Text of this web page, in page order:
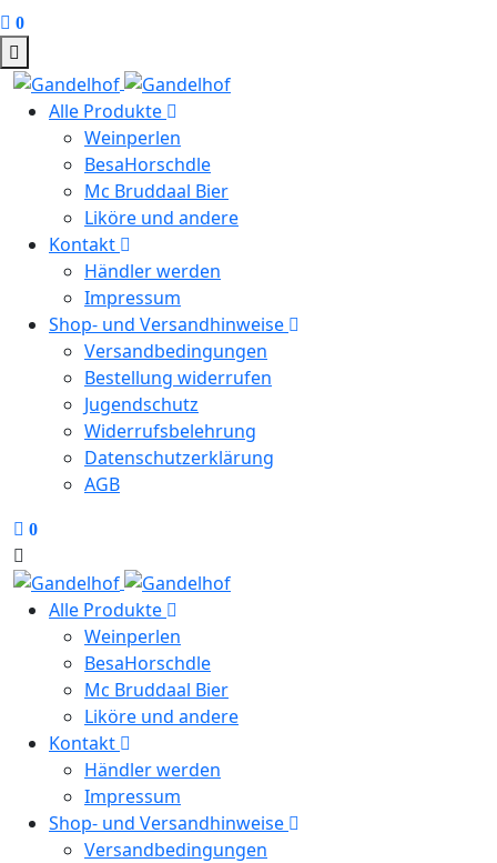
0
Alle Produkte
Weinperlen
BesaHorschdle
Mc Bruddaal Bier
Liköre und andere
Kontakt
Händler werden
Impressum
Shop- und Versandhinweise
Versandbedingungen
Bestellung widerrufen
Jugendschutz
Widerrufsbelehrung
Datenschutzerklärung
AGB
0
Alle Produkte
Weinperlen
BesaHorschdle
Mc Bruddaal Bier
Liköre und andere
Kontakt
Händler werden
Impressum
Shop- und Versandhinweise
Versandbedingungen